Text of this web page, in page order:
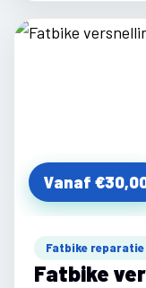
Vanaf
Fatbike reparatie
Fatbike